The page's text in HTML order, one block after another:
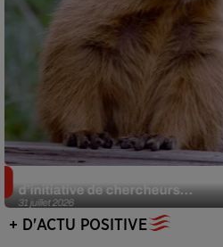
31 juillet 2026
d’initiative de chercheurs...
+ D'ACTU POSITIVE